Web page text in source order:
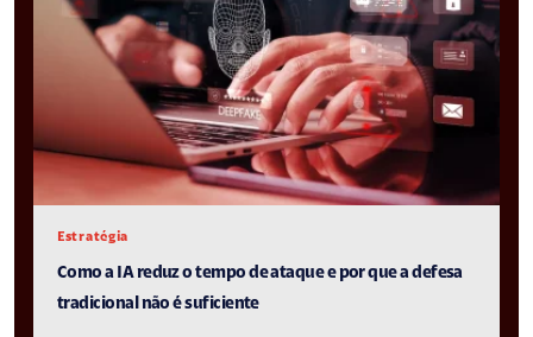
Estratégia
Como a IA reduz o tempo de ataque e por que a defesa
tradicional não é suficiente